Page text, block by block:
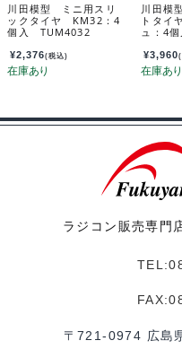
川田模型 ミニ用スリ
ックタイヤ KM32：4
個入 TUM4032
¥2,376(税込)
川田模
トタイ
ュ：4
¥3,960
ラジコン販売専
〒721-0974 広島